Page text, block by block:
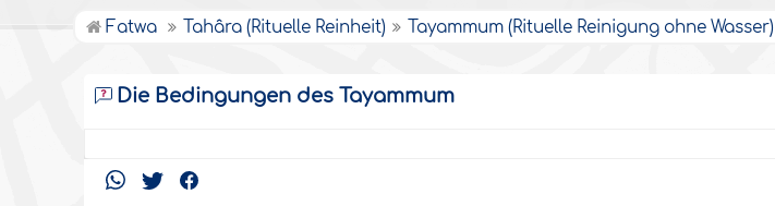
Fatwa Tahâra (Rituelle Reinheit) Tayammum (Rituelle Reinigung ohne Wasser)
Die Bedingungen des Tayammum